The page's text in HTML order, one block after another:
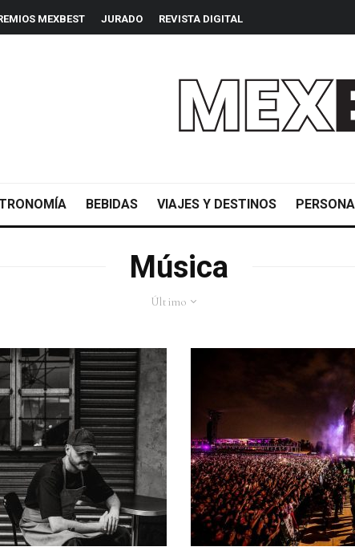
MEXBEST JURADO REVISTA DIGITAL
BEBIDAS VIAJES Y DESTINOS
Música
Último